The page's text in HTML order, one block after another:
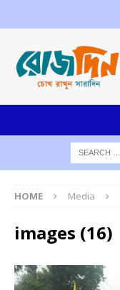
HOME Media
images (16)